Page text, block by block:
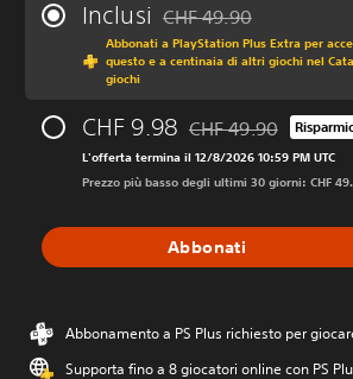
Inclusi Scontato dal prezzo
CHF 49.90
Abbonati a PlayStation Plus Extra per
questo e a centinaia di altri giochi nel
giochi
CHF 9.98 Scontato dal prezzo
CHF 49.90
L'offerta termina il 12/8/2026 10:59 PM UTC
Prezzo più basso degli ultimi 30 giorni: CHF
Abbonati
Abbonamento a PS Plus richiesto per
Supporta fino a 8 giocatori online con PS